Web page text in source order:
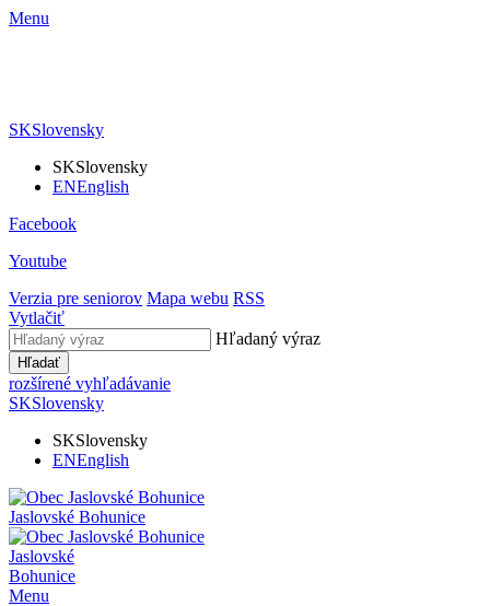
Menu
SKSlovensky
SKSlovensky
ENEnglish
Facebook
Youtube
Verzia pre seniorov Mapa webu RSS
Vytlačiť
Hľadaný výraz
Hľadať
rozšírené vyhľadávanie
SKSlovensky
SKSlovensky
ENEnglish
Jaslovské Bohunice
Jaslovské
Bohunice
Menu